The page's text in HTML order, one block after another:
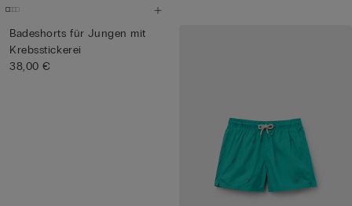
Badeshorts für Jungen mit
Krebsstickerei
38,00 €